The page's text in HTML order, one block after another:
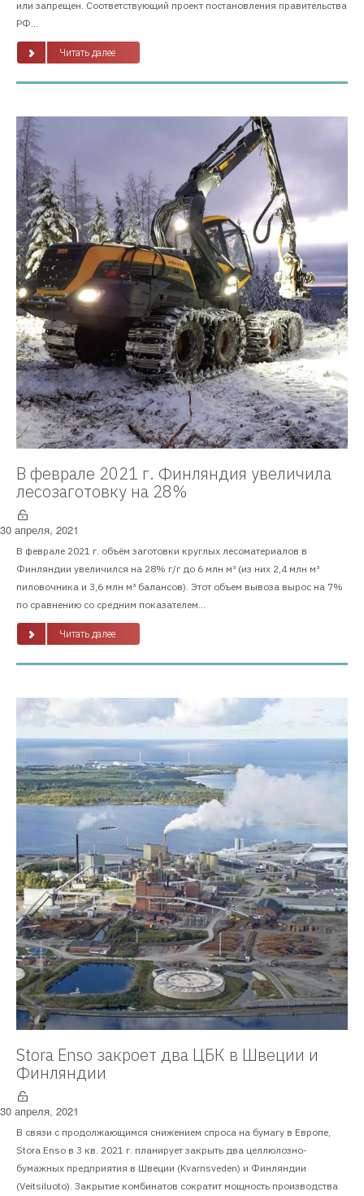
или запрещен. Соответствующий проект постановления правительства
РФ...
Читать далее
В феврале 2021 г. Финляндия увеличила
лесозаготовку на 28%
30 апреля, 2021
В феврале 2021 г. объём заготовки круглых лесоматериалов в
Финляндии увеличился на 28% г/г до 6 млн м³ (из них 2,4 млн м³
пиловочника и 3,6 млн м³ балансов). Этот объем вывоза вырос на 7%
по сравнению со средним показателем...
Читать далее
Stora Enso закроет два ЦБК в Швеции и
Финляндии
30 апреля, 2021
В связи с продолжающимся снижением спроса на бумагу в Европе,
Stora Enso в 3 кв. 2021 г. планирует закрыть два целлюлозно-
бумажных предприятия в Швеции (Kvarnsveden) и Финляндии
(Veitsiluoto). Закрытие комбинатов сократит мощность производства